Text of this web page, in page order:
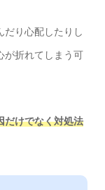
り心配したりし
が折れてしまう可
だけでなく対処法